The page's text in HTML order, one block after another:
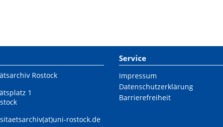
Rostock
1
rostock.de
Service
Impressum
Datenschutzerklärung
Barrierefreiheit